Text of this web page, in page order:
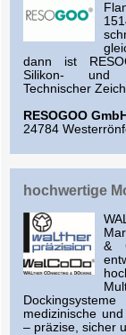
dann ist
Silikon- und
Technischer
RESOGOO
24784
hochwertige
&
medizinische
– präzise, sicher